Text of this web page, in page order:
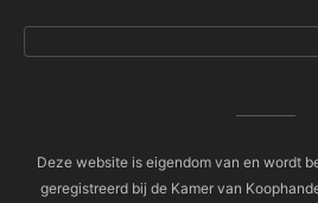
Deze website is eigendom van en wordt
geregistreerd bij de Kamer van